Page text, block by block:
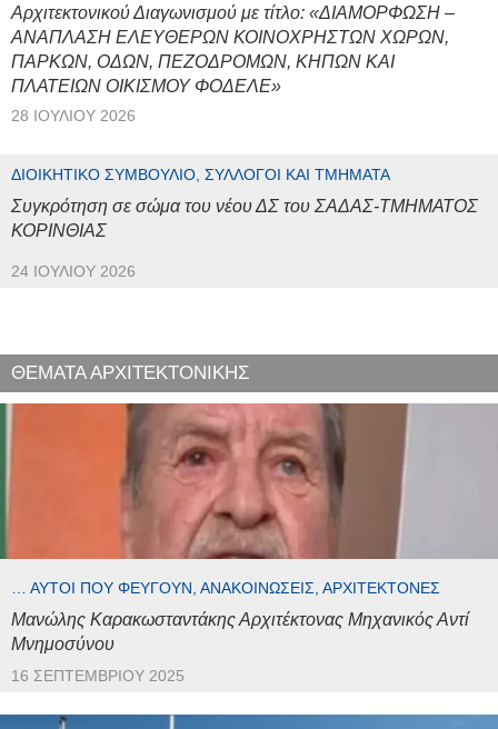
Αρχιτεκτονικού Διαγωνισμού με τίτλο: «ΔΙΑΜΟΡΦΩΣΗ –
ΑΝΑΠΛΑΣΗ ΕΛΕΥΘΕΡΩΝ ΚΟΙΝΟΧΡΗΣΤΩΝ ΧΩΡΩΝ,
ΠΑΡΚΩΝ, ΟΔΩΝ, ΠΕΖΟΔΡΟΜΩΝ, ΚΗΠΩΝ ΚΑΙ
ΠΛΑΤΕΙΩΝ ΟΙΚΙΣΜΟΥ ΦΟΔΕΛΕ»
28 ΙΟΥΛΊΟΥ 2026
ΔΙΟΙΚΗΤΙΚΌ ΣΥΜΒΟΎΛΙΟ, ΣΎΛΛΟΓΟΙ ΚΑΙ ΤΜΉΜΑΤΑ
Συγκρότηση σε σώμα του νέου ΔΣ του ΣΑΔΑΣ-ΤΜΗΜΑΤΟΣ
ΚΟΡΙΝΘΙΑΣ
24 ΙΟΥΛΊΟΥ 2026
ΘΕΜΑΤΑ ΑΡΧΙΤΕΚΤΟΝΙΚΗΣ
… ΑΥΤΟΊ ΠΟΥ ΦΕΎΓΟΥΝ, ΑΝΑΚΟΙΝΏΣΕΙΣ, ΑΡΧΙΤΈΚΤΟΝΕΣ
Μανώλης Καρακωσταντάκης Αρχιτέκτονας Μηχανικός Αντί
Μνημοσύνου
16 ΣΕΠΤΕΜΒΡΊΟΥ 2025